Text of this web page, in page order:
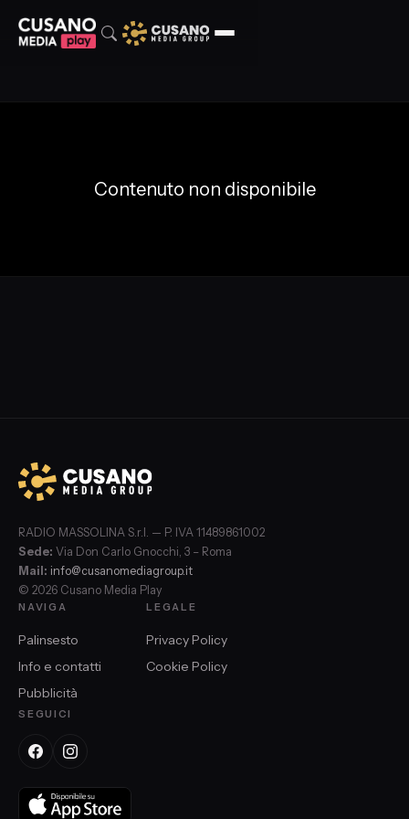
Contenuto non disponibile
RADIO MASSOLINA S.r.l. — P. IVA 11489861002
Sede: Via Don Carlo Gnocchi, 3 – Roma
Mail: info@cusanomediagroup.it
© 2026 Cusano Media Play
NAVIGA
Palinsesto
Info e contatti
Pubblicità
LEGALE
Privacy Policy
Cookie Policy
SEGUICI